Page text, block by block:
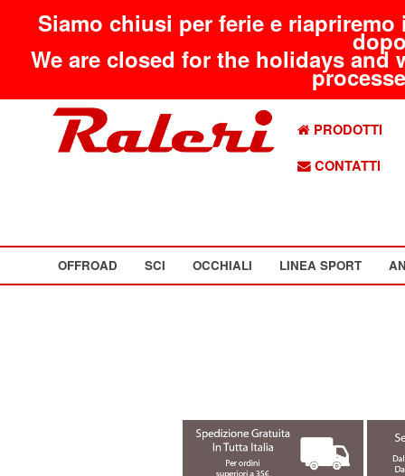
Siamo chiusi per ferie e
We are closed for the holidays
PRODOTTI
CONTATTI
OFFROAD SCI OCCHIALI LINEA SPORT